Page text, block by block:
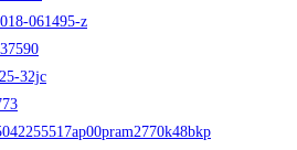
061495-z
32jc